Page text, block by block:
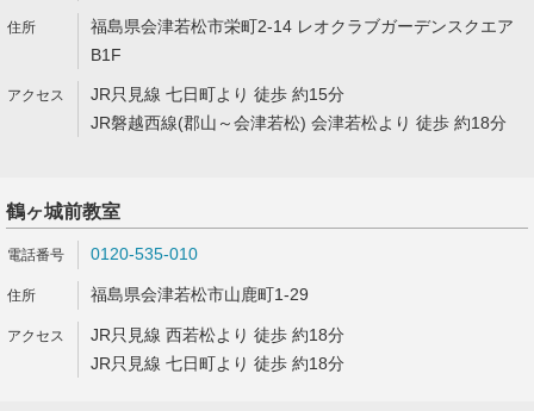
福島県会津若松市栄町2-14 レオクラブガーデンスクエア
B1F
JR只見線 七日町より 徒歩 約15分
JR磐越西線(郡山～会津若松) 会津若松より 徒歩 約18分
鶴ヶ城前教室
0120-535-010
福島県会津若松市山鹿町1-29
JR只見線 西若松より 徒歩 約18分
JR只見線 七日町より 徒歩 約18分